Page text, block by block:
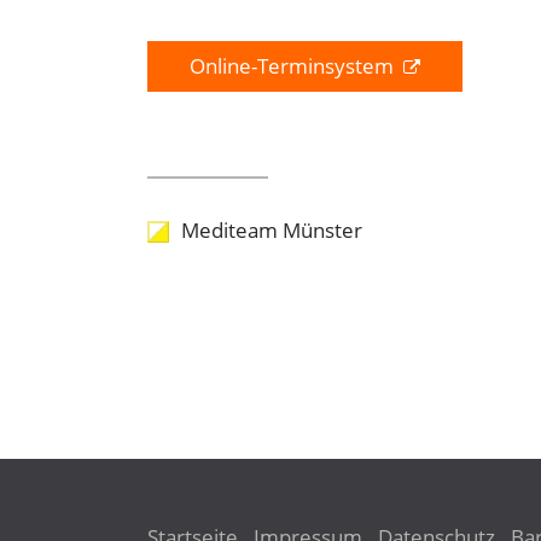
Online-Terminsystem
Mediteam Münster